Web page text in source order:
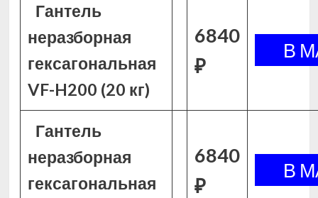
Гантель
неразборная
гексагональная
VF-H200 (20 кг)
6840
₽
Гантель
неразборная
гексагональная
6840
₽